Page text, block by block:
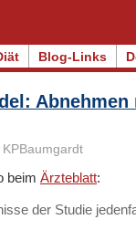
Blog-Links
Abnehmen
beim Ärzteblatt:
der Studie